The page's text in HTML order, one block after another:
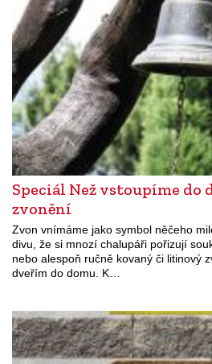
Speciál Než vstoupíme do
zvonění
Zvon vnímáme jako symbol něčeho
divu, že si mnozí chalupáři pořizují
nebo alespoň ručně kovaný či litinový
dveřím do domu. K…